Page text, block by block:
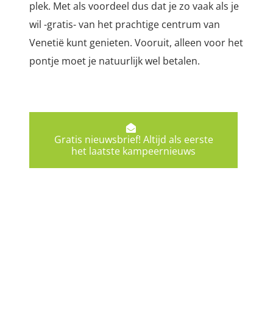
plek. Met als voordeel dus dat je zo vaak als je
wil -gratis- van het prachtige centrum van
Venetië kunt genieten. Vooruit, alleen voor het
pontje moet je natuurlijk wel betalen.
Gratis nieuwsbrief! Altijd als eerste
het laatste kampeernieuws